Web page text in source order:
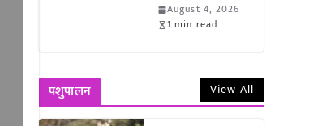
August 4, 2026
1 min read
पशुपालन View All